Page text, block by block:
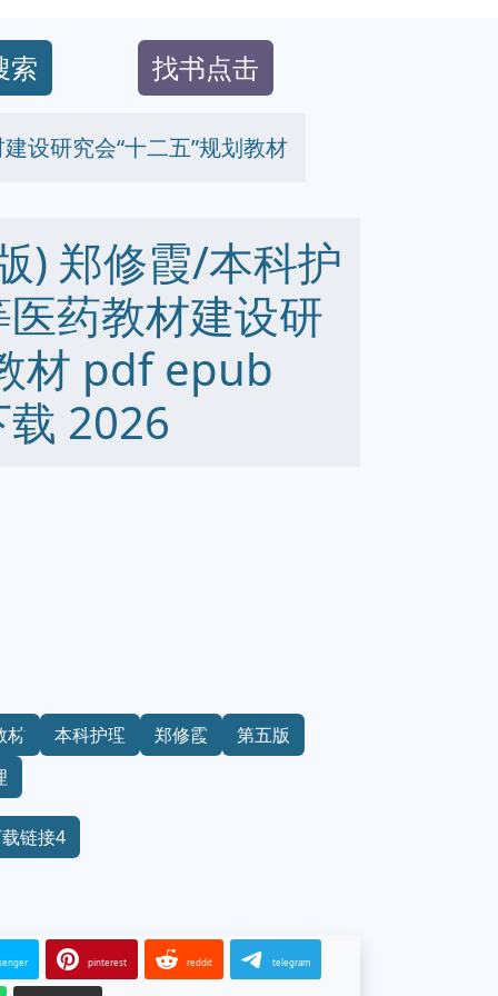
索 找书点击
设研究会“十二五”规划教材
) 郑修霞/本科护
药教材建设研
材 pdf epub
2026
材 本科护理 郑修霞
第五版
链接4
pinterest reddit telegram